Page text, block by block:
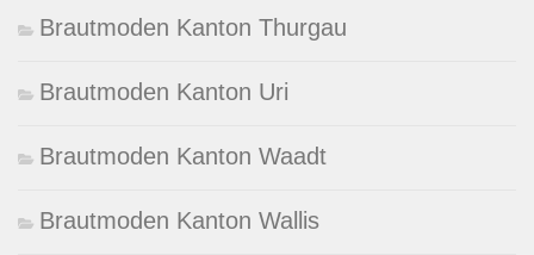
Brautmoden Kanton Thurgau
Brautmoden Kanton Uri
Brautmoden Kanton Waadt
Brautmoden Kanton Wallis